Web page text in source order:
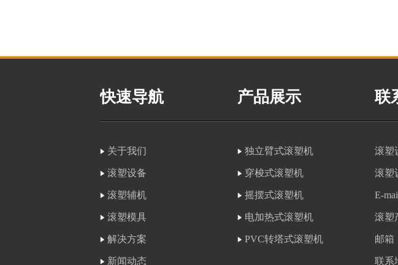
快速导航
关于我们
滚塑设备
滚塑辅机
滚塑模具
解决方案
新闻动态
产品展示
独立臂式滚塑机
穿梭式滚塑机
摇摆式滚塑机
电加热式滚塑机
PVC转塔式滚塑机
联
滚塑
滚塑
E-
滚塑
邮箱
联系